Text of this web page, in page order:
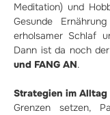
Meditation) und
Gesunde
erholsamer Schlaf
Dann ist da noch
und FANG AN.
Strategien im Alltag
Grenzen setzen,